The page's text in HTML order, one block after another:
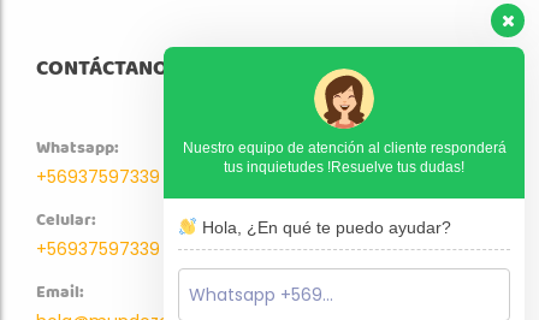
CONTÁCTANOS
Whatsapp:
+56937597339
Celular:
+56937597339
Email:
Nuestro equipo de atención al cliente responderá
tus inquietudes !Resuelve tus dudas!
Hola, ¿En qué te puedo ayudar?